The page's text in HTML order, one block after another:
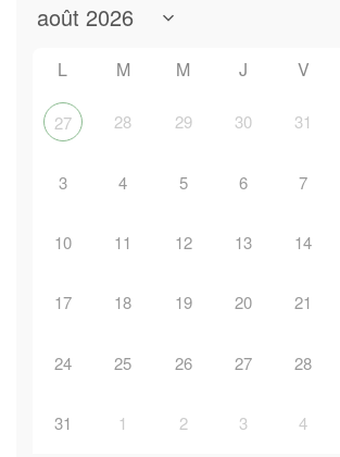
L M M J V
27 28 29 30 31
3 4 5 6 7
10 11 12 13 14
17 18 19 20 21
24 25 26 27 28
31 1 2 3 4